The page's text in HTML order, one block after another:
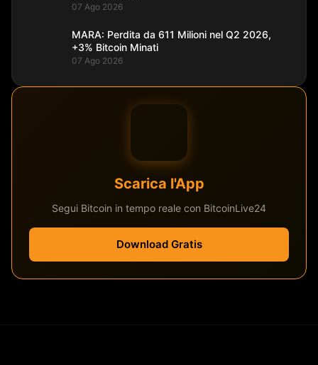
07 Ago 2026
MARA: Perdita da 611 Milioni nel Q2 2026,
+3% Bitcoin Minati
07 Ago 2026
Scarica l'App
Segui Bitcoin in tempo reale con BitcoinLive24
Download Gratis